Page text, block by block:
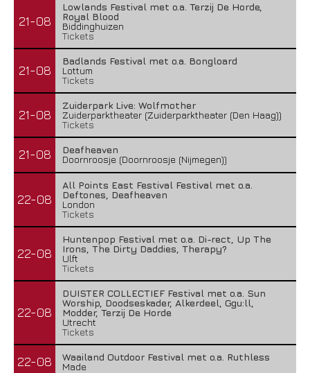
21-08
Lowlands Festival met o.a. Terzij De Horde,
Royal Blood
Biddinghuizen
Tickets
21-08
Badlands Festival met o.a. Bongloard
Lottum
Tickets
21-08
Zuiderpark Live: Wolfmother
Zuiderparktheater (Zuiderparktheater (Den Haag))
Tickets
21-08
Deafheaven
Doornroosje (Doornroosje (Nijmegen))
22-08
All Points East Festival Festival met o.a.
Deftones, Deafheaven
London
Tickets
22-08
Huntenpop Festival met o.a. Di-rect, Up The
Irons, The Dirty Daddies, Therapy?
Ulft
Tickets
22-08
DUISTER COLLECTIEF Festival met o.a. Sun
Worship, Doodseskader, Alkerdeel, Ggu:ll,
Modder, Terzij De Horde
Utrecht
Tickets
22-08
Waailand Outdoor Festival met o.a. Ruthless
Made